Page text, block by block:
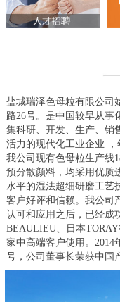
盐城瑞泽色母粒有限公司
路26号。是中国较早从事
集科研、开发、生产、销
活力的现代化工业企业 ，
我公司现有色母粒生产线
预分散颜料，均采用优质
水平的湿法超细研磨工艺
客户好评和信赖。我公司
认可和应用之后，已经成
BEAULIEU、日本
家中高端客户使用。
号，公司董事长荣获中国